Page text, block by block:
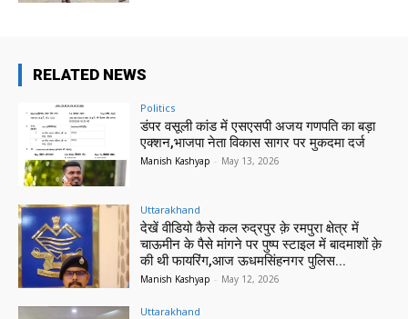
RELATED NEWS
Politics
डंपर वसूली कांड में एसएसपी अजय गणपति का बड़ा
एक्शन,भाजपा नेता विकास सागर पर मुकदमा दर्ज
Manish Kashyap - May 13, 2026
Uttarakhand
देखें वीडियो कैसे कल रुद्रपुर क़े रमपुरा क्षेत्र में
चाऊमीन के पैसे मांगने पर पुष्प स्टाइल में बादमाशों क़े
की थी फायरिंग,आज ऊधमसिंहनगर पुलिस...
Manish Kashyap - May 12, 2026
Uttarakhand